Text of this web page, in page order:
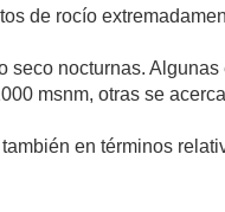
de rocío
seco nocturnas.
msnm, otras se
en términos